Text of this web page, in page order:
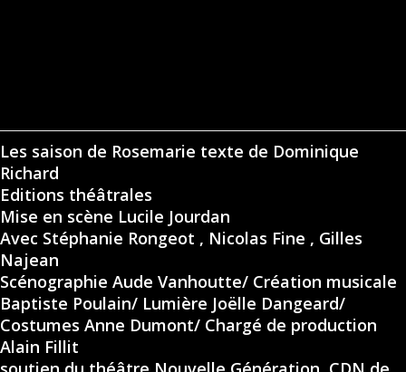
Les saison de Rosemarie texte de Dominique
Richard
Editions théâtrales
Mise en scène Lucile Jourdan
Avec Stéphanie Rongeot , Nicolas Fine , Gilles
Najean
Scénographie Aude Vanhoutte/ Création musicale
Baptiste Poulain/ Lumière Joëlle Dangeard/
Costumes Anne Dumont/ Chargé de production
Alain Fillit